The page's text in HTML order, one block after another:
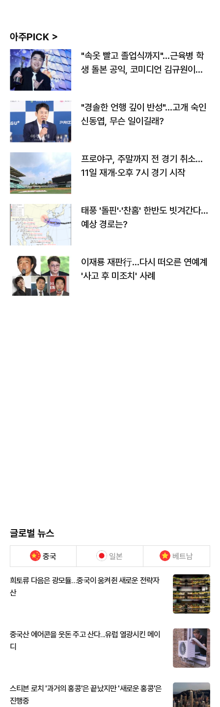
아주PICK >
"속옷 빨고 졸업식까지"…근육병 학
생 돌본 공익, 코미디언 김규원이었
"경솔한 언행 깊이 반성"…고개 숙인
신동엽, 무슨 일이길래?
프로야구, 주말까지 전 경기 취소…
11일 재개·오후 7시 경기 시작
태풍 '돌핀'·'찬홈' 한반도 빗겨간다…
예상 경로는?
이재룡 재판行…다시 떠오른 연예계
'사고 후 미조치' 사례
글로벌 뉴스
중국 일본 베트남
희토류 다음은 광모듈…중국이 움켜쥔 새로운 전략자
산
중국산 에어콘을 웃돈 주고 산다...유럽 열광시킨 메이
디
스티븐 로치 '과거의 홍콩'은 끝났지만 '새로운 홍콩'은
진행중